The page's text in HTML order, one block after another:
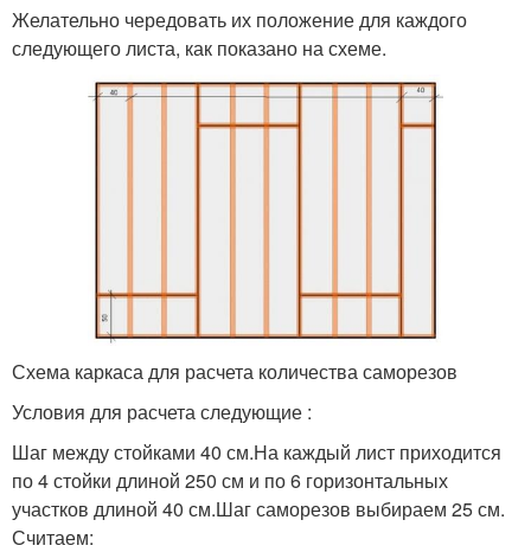
Желательно чередовать их положение для каждого
следующего листа, как показано на схеме.
Схема каркаса для расчета количества саморезов
Условия для расчета следующие :
Шаг между стойками 40 см.На каждый лист приходится
по 4 стойки длиной 250 см и по 6 горизонтальных
участков длиной 40 см.Шаг саморезов выбираем 25 см.
Считаем: